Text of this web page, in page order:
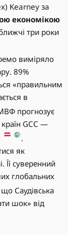
Kearney за
економікою
три роки
виміряло
89%
«правильним
в
прогнозує
GCC —
.
як
Її суверенний
глобальних
Саудівська
шок» від